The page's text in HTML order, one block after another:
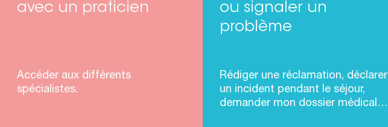
avec un praticien
Accéder aux différents
spécialistes.
ou signaler un
problème
Rédiger une réclamation, déclarer
un incident pendant le séjour,
demander mon dossier médical…